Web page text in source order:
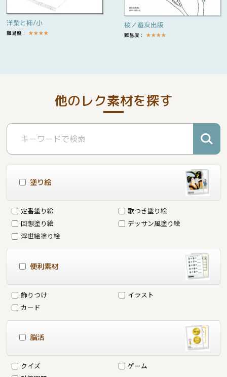
洋梨と柿/小
難易度： ★★★★
桜／遊友出版
難易度： ★★★★
他のレク素材を探す
塗り絵
定番塗り絵
歌つき塗り絵
回想塗り絵
デッサン風塗り絵
浮世絵塗り絵
便利素材
飾りつけ
イラスト
カード
脳活
クイズ
ゲーム